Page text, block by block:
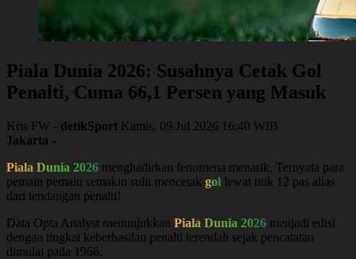
Piala Dunia 2026: Susahnya Cetak Gol
Penalti, Cuma 66,1 Persen yang Masuk
Kris FW - detikSport Kamis, 09 Jul 2026 16:40 WIB
Jakarta -
Piala Dunia 2026 menghadirkan fenomena menarik. Ternyata para
pemain pemain semakin sulit mencetak gol lewat titik 12 pas alias
dari tendangan penalti!
Data Opta Analyst menunjukkan Piala Dunia 2026 menjadi edisi
dengan tingkat keberhasilan penalti terendah sejak pencatatan
dimulai pada 1966.